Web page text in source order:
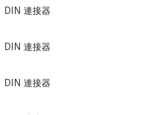
DIN 連接器
DIN 連接器
DIN 連接器